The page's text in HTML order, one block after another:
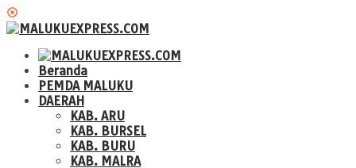
Beranda
PEMDA MALUKU
DAERAH
KAB. ARU
KAB. BURSEL
KAB. BURU
KAB. MALRA